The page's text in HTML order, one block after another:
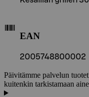
EAN
2005748800002
Päivitämme palvelun
kuitenkin tarkistamaan